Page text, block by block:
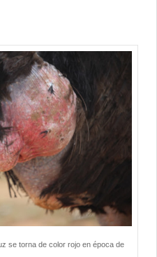
se torna de color rojo en época de